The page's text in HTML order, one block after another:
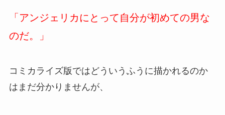
「アンジェリカにとって自分が初めての男な
のだ。」
コミカライズ版ではどういうふうに描かれるのか
はまだ分かりませんが、